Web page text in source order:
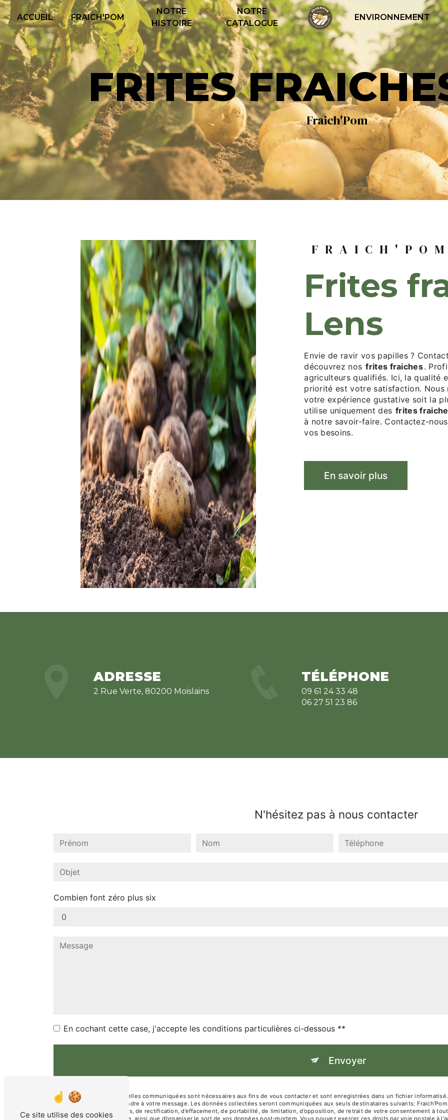
ACCUEIL FRAICH'POM
NOTRE
HISTOIRE
NOTRE
CATALOGUE
ENVIRONNEMENT
FRITES
Fraich'Pom
FRAICH'POM
frites fraiches à
Lens
Envie de ravir vos papilles ?
découvrez nos frites fraiches.
agriculteurs qualifiés. Ici, la qualité
priorité est votre satisfaction.
votre expérience gustative soit la
utilise uniquement des frites
à notre savoir-faire. Contactez-
vos besoins.
En savoir plus
ADRESSE
2 Rue Verte, 80200 Moislains
TÉLÉPHONE
09 61 24 33 48
06 27 51 23 86
N'hésitez pas à nous contacter
Combien font zéro plus six
En cochant cette case, j'accepte les conditions particulières ci-dessous **
Envoyer
** Les données personnelles communiquées sont nécessaires aux fins de vous contacter et sont enregistrées dans un fichier
dans le seul but de répondre à votre message. Les données collectées seront communiquées aux seuls destinataires suivants:
disposez de droits d’accès, de rectification, d’effacement, de portabilité, de limitation, d’opposition, de retrait de votre consentement à
Panneau de gestion des cookies
Ce site utilise des cookies